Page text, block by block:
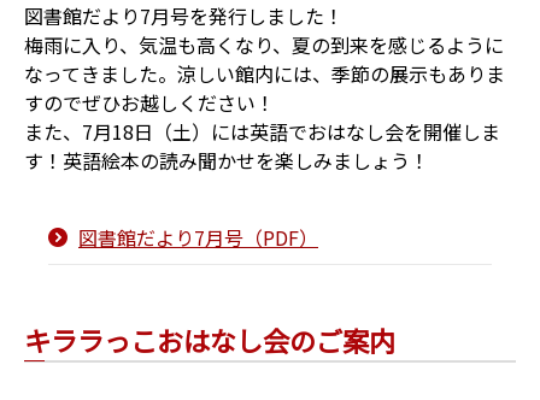
図書館だより7月号を発行しました！
梅雨に入り、気温も高くなり、夏の到来を感じるように
なってきました。涼しい館内には、季節の展示もありま
すのでぜひお越しください！
また、7月18日（土）には英語でおはなし会を開催しま
す！英語絵本の読み聞かせを楽しみましょう！
図書館だより7月号（PDF）
キララっこおはなし会のご案内